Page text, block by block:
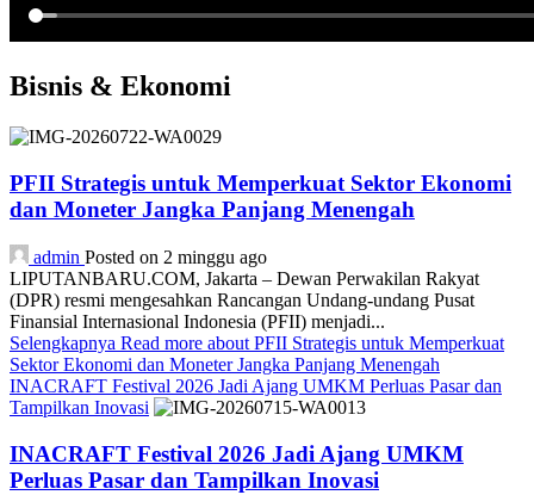
Bisnis & Ekonomi
PFII Strategis untuk Memperkuat Sektor Ekonomi
dan Moneter Jangka Panjang Menengah
admin Posted on 2 minggu ago
LIPUTANBARU.COM, Jakarta – Dewan Perwakilan Rakyat
(DPR) resmi mengesahkan Rancangan Undang-undang Pusat
Finansial Internasional Indonesia (PFII) menjadi...
Selengkapnya Read more about PFII Strategis untuk Memperkuat
Sektor Ekonomi dan Moneter Jangka Panjang Menengah
INACRAFT Festival 2026 Jadi Ajang UMKM Perluas Pasar dan
Tampilkan Inovasi
INACRAFT Festival 2026 Jadi Ajang UMKM
Perluas Pasar dan Tampilkan Inovasi